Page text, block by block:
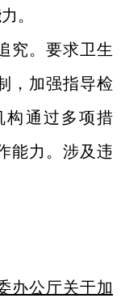
。
。要求卫生
，加强指导检
构通过多项措
能力。涉及违
办公厅关于加